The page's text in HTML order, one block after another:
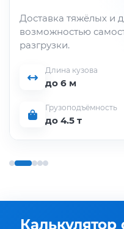
Перевозка
грузоподъёмности
производственных
Длина кузова
до 6 м
Грузоподъёмность
до 5 т
Калькулятор